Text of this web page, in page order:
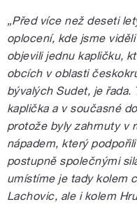
„Před více než deseti
oplocení, kde jsme
objevili jednu kapličku,
obcích v oblasti
bývalých Sudet, je řada.
kaplička a v současné
protože byly zahrnuty v
nápadem, který
postupně společnými
umístíme je tady kolem
Lachovic, ale i kolem